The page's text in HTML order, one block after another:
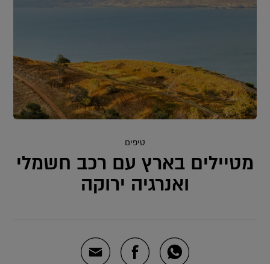
טיפים
מטיילים בארץ עם רכב חשמלי
ואנרגיה ירוקה